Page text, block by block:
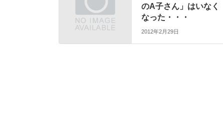
のA子さん」はいなく
なった・・・
2012年2月29日